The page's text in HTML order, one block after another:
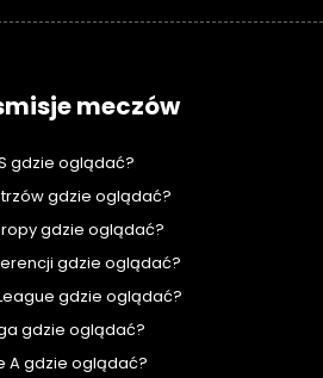
meczów
gdzie oglądać?
gdzie oglądać?
gdzie oglądać?
gdzie oglądać?
gdzie oglądać?
gdzie oglądać?
A gdzie oglądać?